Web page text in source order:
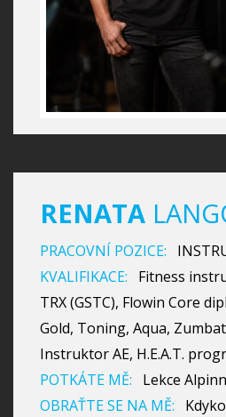
RENATA
PRACOVNÍ POZICE:
KVALIFIKACE:
Fitness
TRX (GSTC), Flowin Core
Gold, Toning, Aqua,
Instruktor AE, H.E.A.T.
POTKÁTE MĚ:
Lekce
OBRAŤTE SE NA MĚ: